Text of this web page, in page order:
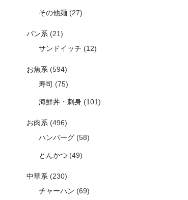
その他麺(27)
パン系(21)
サンドイッチ (12)
お魚系(594)
寿司 (75)
海鮮丼・刺身(101)
お肉系(496)
ハンバーグ(58)
とんかつ (49)
中華系(230)
チャーハン (69)